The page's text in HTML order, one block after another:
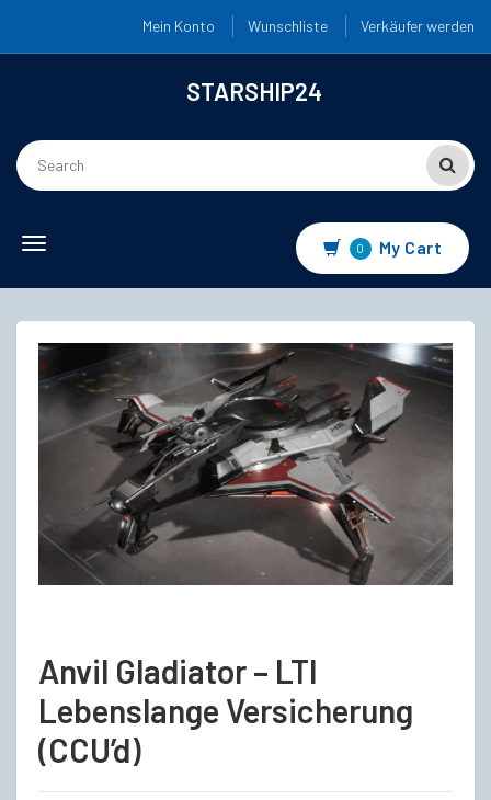
Mein Konto Wunschliste Verkäufer werden
STARSHIP24
Toggle
0 My Cart
Anvil Gladiator – LTI
Lebenslange Versicherung
(CCU’d)